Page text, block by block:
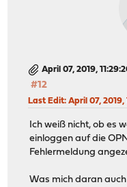
April 07, 2019,
#12
Last Edit: April 07, 2019,
Ich weiß nicht, ob es
einloggen auf die
Fehlermeldung
Was mich daran